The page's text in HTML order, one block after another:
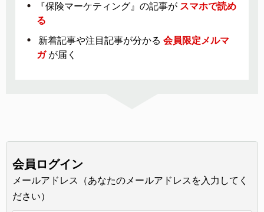
『保険マーケティング』の記事が スマホで読め
る
新着記事や注目記事が分かる 会員限定メルマ
ガが届く
会員ログイン
メールアドレス（あなたのメールアドレスを入力してく
ださい）